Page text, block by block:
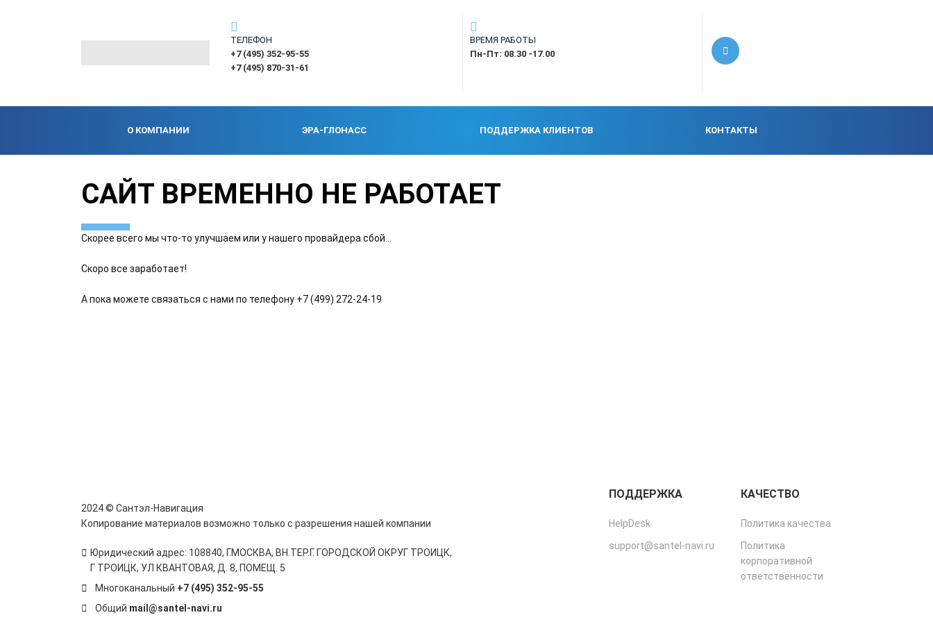
ТЕЛЕФОН
+7 (495) 352-95-55
+7 (495) 870-31-61
ВРЕМЯ РАБОТЫ
Пн-Пт: 08.30 -17.00
О КОМПАНИИ ЭРА-ГЛОНАСС ПОДДЕРЖКА КЛИЕНТОВ КОНТАКТЫ
САЙТ ВРЕМЕННО НЕ РАБОТАЕТ
Скорее всего мы что-то улучшаем или у нашего провайдера сбой...
Скоро все заработает!
А пока можете связаться с нами по телефону +7 (499) 272-24-19
2024 © Сантэл-Навигация
Копирование материалов возможно только с разрешения нашей компании
Юридический адрес: 108840, Г.МОСКВА, ВН.ТЕР.Г. ГОРОДСКОЙ ОКРУГ ТРОИЦК,
Г ТРОИЦК, УЛ КВАНТОВАЯ, Д. 8, ПОМЕЩ. 5
Многоканальный +7 (495) 352-95-55
Общий mail@santel-navi.ru
ПОДДЕРЖКА
HelpDesk
support@santel-navi.ru
КАЧЕСТВО
Политика качества
Политика
корпоративной
ответственности